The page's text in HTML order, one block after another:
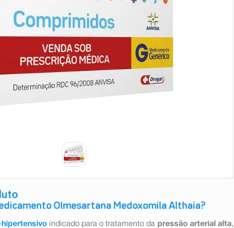
Olmesartana Medoxomila Althaia?
indicado para o tratamento da pressão arterial alta,
10ºabsorvente